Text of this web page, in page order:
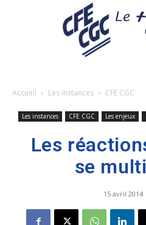
Accueil Les instances CFE CGC
Les instances CFE CGC Les enjeux
Les
se
15 avril 2014